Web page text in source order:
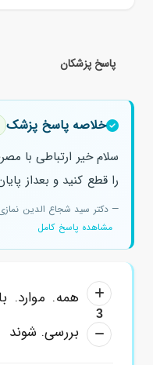
پاسخ پزشکان
خلاصه پاسخ پزشک
سلام خیر ارتباطی با
را قطع کنید و بعداز
— دکتر سید شجاع الدین
مشاهده پاسخ کامل
3
همه. موارد.
بررسی. شوند